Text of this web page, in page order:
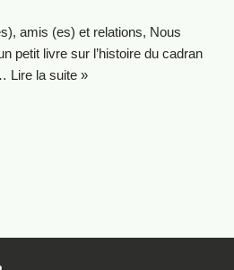
amis (es) et relations, Nous
petit livre sur l’histoire du cadran
Lire la suite »